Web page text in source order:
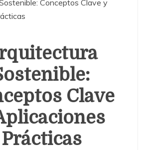
Clave
Prácticas